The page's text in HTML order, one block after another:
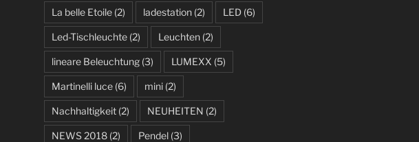
La belle Etoile(2) ladestation(2) LED(6)
Led-Tischleuchte(2) Leuchten(2)
lineare Beleuchtung(3) LUMEXX (5)
Martinelli luce(6) mini(2)
Nachhaltigkeit(2) NEUHEITEN (2)
NEWS 2018(2) Pendel(3)